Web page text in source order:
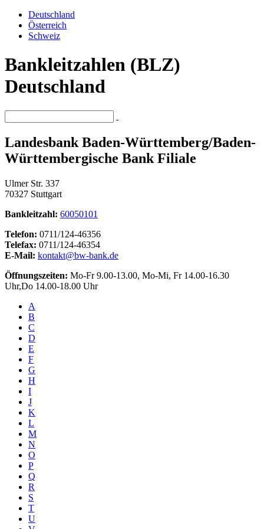
Deutschland
Österreich
Schweiz
Bankleitzahlen (BLZ)
Deutschland
Landesbank Baden-Württemberg/Baden-
Württembergische Bank Filiale
Ulmer Str. 337
70327 Stuttgart
Bankleitzahl: 60050101
Telefon: 0711/124-46356
Telefax: 0711/124-46354
E-Mail: kontakt@bw-bank.de
Öffnungszeiten: Mo-Fr 9.00-13.00, Mo-Mi, Fr 14.00-16.30
Uhr,Do 14.00-18.00 Uhr
A
B
C
D
E
F
G
H
I
J
K
L
M
N
O
P
Q
R
S
T
U